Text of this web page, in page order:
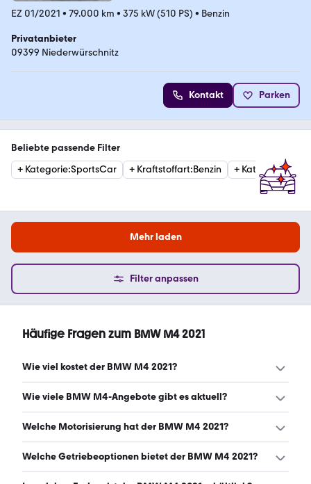
EZ 01/2021 • 79.000 km • 375 kW (510 PS) • Benzin
Privatanbieter
09399 Niederwürschnitz
Kontakt Parken
Beliebte passende Filter
+ Kategorie:SportsCar + Kraftstoffart:Benzin + Kategorie:
Mehr laden
Filter anpassen
Häufige Fragen zum BMW M4 2021
Wie viel kostet der BMW M4 2021?
Ein guter Preis für einen BMW M4 2021 liegt zwischen
Wie viele BMW M4-Angebote gibt es aktuell?
Es gibt insgesamt 46 BMW M4 bei mobile.de, davon 46
Welche Motorisierung hat der BMW M4 2021?
Der BMW M4 2021 hat Leistungen zwischen 480 und 510
Welche Getriebeoptionen bietet der BMW M4 2021?